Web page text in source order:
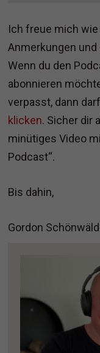
Ich freue mich
Anmerkungen und
Wenn du den
abonnieren
verpasst, dann
klicken. Sicher dir
minütiges Video
Podcast“.
Bis dahin,
Gordon